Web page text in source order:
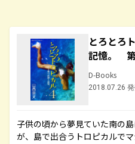
とろとろ
記憶。
D-Books
2018.07.26
子供の頃から夢見ていた南の
が、島で出合うトロピカルで